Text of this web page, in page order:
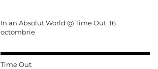
In an Absolut World @ Time Out, 16
octombrie
Time Out